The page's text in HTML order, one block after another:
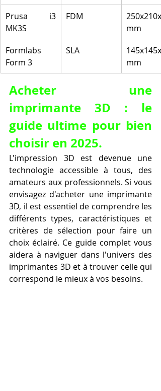
Prusa i3
MK3S
FDM
mm
Formlabs
Form 3
SLA
mm
Acheter une
imprimante 3D : le
guide ultime pour bien
choisir en 2025.
L'impression 3D est devenue une
technologie accessible à tous, des
amateurs aux professionnels. Si vous
envisagez d'acheter une imprimante
3D, il est essentiel de comprendre les
différents types, caractéristiques et
critères de sélection pour faire un
choix éclairé. Ce guide complet vous
aidera à naviguer dans l'univers des
imprimantes 3D et à trouver celle qui
correspond le mieux à vos besoins.